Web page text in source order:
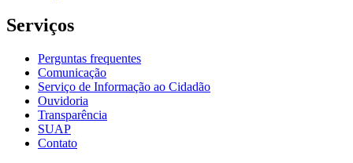
Serviços
Perguntas frequentes
Comunicação
Serviço de Informação ao Cidadão
Ouvidoria
Transparência
SUAP
Contato